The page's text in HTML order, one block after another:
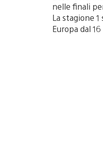
nelle finali
La stagione
Europa dal